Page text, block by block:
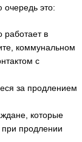
очередь это:
работает в
коммунальном
с
за продлением
которые
продлении